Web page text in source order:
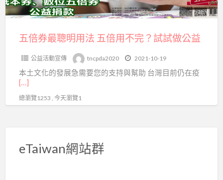
法
五
完？
五倍券最聰明用法 五倍用不完？試試做公益
公益活動宣傳 tncpda2020 2021-10-19
本土文化的發展急需要您的支持與幫助 台灣目前仍在疫
[…]
總瀏覽1253 , 今天瀏覽1
eTaiwan網站群